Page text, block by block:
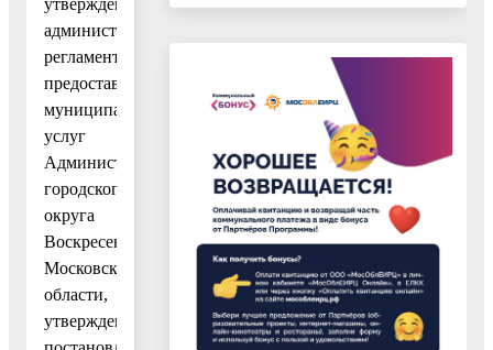
административных
регламентов
предоставления
муниципальных
услуг
Администрации
городского
округа
Воскресенск
Московской
области,
утвержденным